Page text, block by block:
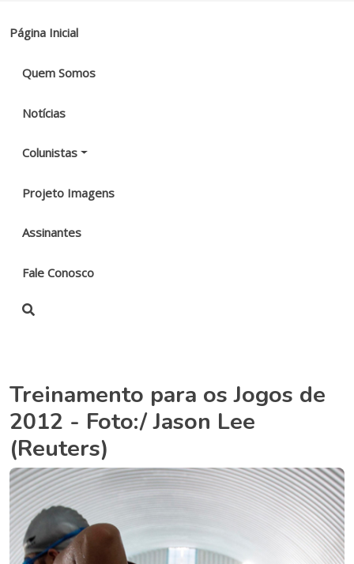
Página Inicial
Quem Somos
Notícias
Colunistas
Projeto Imagens
Assinantes
Fale Conosco
Treinamento para os Jogos de
2012 - Foto:/ Jason Lee
(Reuters)